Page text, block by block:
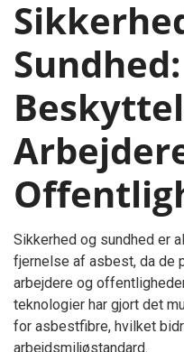
Sundhed:
Sikkerhed og sundhed er
fjernelse af asbest, da de
arbejdere og
teknologier har gjort det
for asbestfibre, hvilket
arbejdsmiljøstandard.